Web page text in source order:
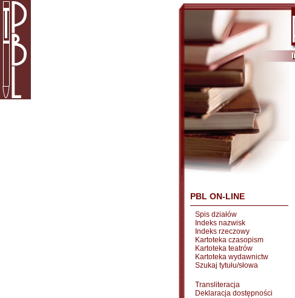
PBL ON-LINE
Spis działów
Indeks nazwisk
Indeks rzeczowy
Kartoteka czasopism
Kartoteka teatrów
Kartoteka wydawnictw
Szukaj tytułu/słowa
Transliteracja
Deklaracja dostępności